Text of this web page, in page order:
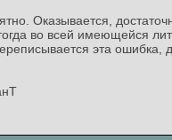
Оказывается,
во всей имеющейся
эта